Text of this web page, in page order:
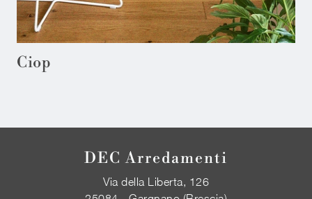
Ciop
DEC Arredamenti
Via della Liberta, 126